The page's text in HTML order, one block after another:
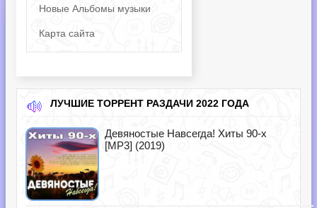
Новые Альбомы музыки
Карта сайта
ЛУЧШИЕ ТОРРЕНТ РАЗДАЧИ 2022 ГОДА
Девяностые Навсегда! Хиты 90-х
[MP3] (2019)